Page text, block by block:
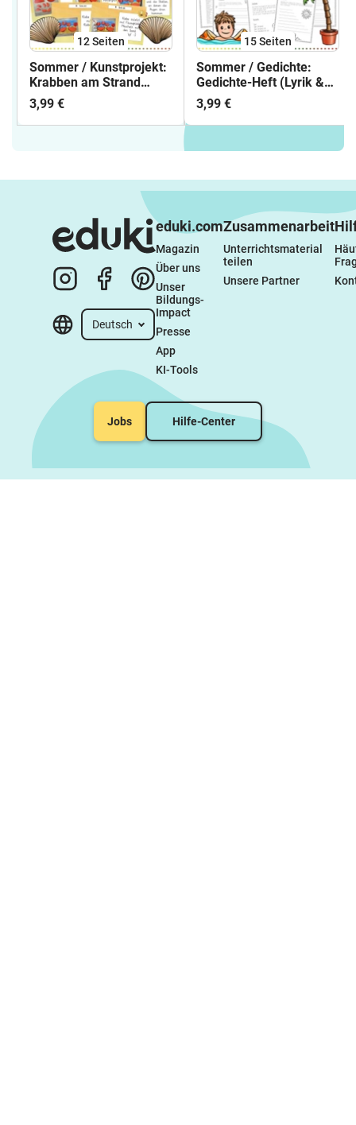
12Seiten
Sommer / Kunstprojekt:
Krabben am Strand
(Malen & Basteln) -
Kunst - Kl. 1/2
3,99 €
15Seiten
Sommer / Gedichte:
Gedichte-Heft (Lyrik &
Kreatives Schreiben) -
Deutsch - Kl. 3/4
3,99 €
Deutsch
eduki.com
Magazin
Über uns
Unser
Bildungs-
Impact
Presse
App
KI-Tools
Zusammenarbeit
Unterrichtsmaterial
teilen
Unsere Partner
Jobs Hilfe-Center